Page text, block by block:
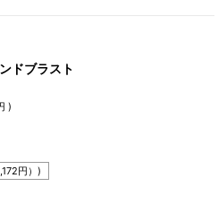
ドブラスト
)
円）)